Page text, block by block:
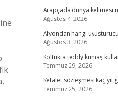
Arapçada dünya kelimesi
Ağustos 4, 2026
Afyondan hangi
Ağustos 3, 2026
Koltukta teddy kumaş
Temmuz 29, 2026
Kefalet sözleşmesi kaç yıl
Temmuz 25, 2026